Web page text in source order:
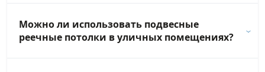
Можно ли использовать подвесные
реечные потолки в уличных помещениях?